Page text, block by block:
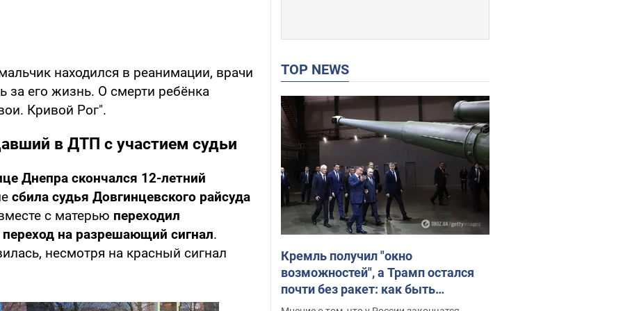
находился в реанимации, врачи
за его жизнь. О смерти ребёнка
Кривой Рог".
в ДТП с участием судьи
Днепра скончался 12-летний
сбила судья Довгинцевского райсуда
с матерью переходил
на разрешающий сигнал.
несмотря на красный сигнал
TOP NEWS
Кремль получил "окно
возможностей", а Трамп остался
почти без ракет: как быть
Украине? Интервью с Мельником